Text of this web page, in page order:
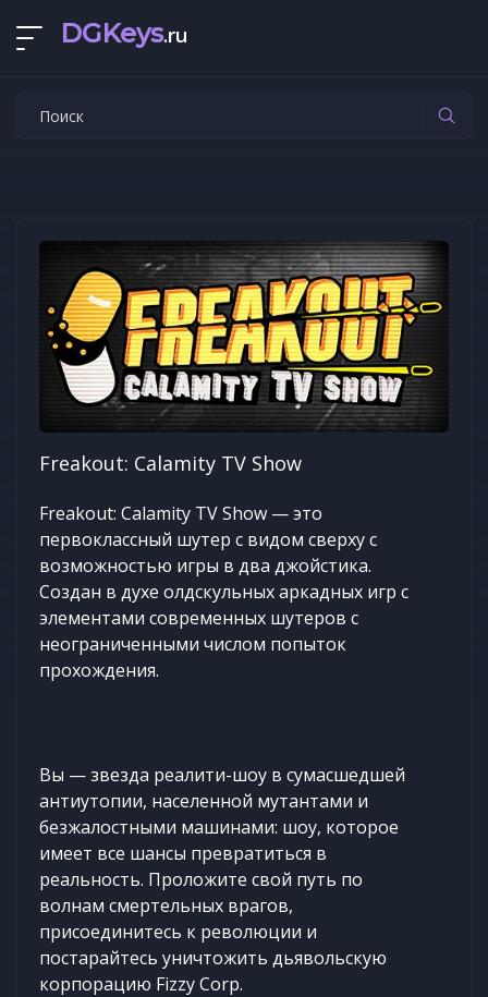
DGKeys.ru
Freakout: Calamity TV Show
Freakout: Calamity TV Show — это
первоклассный шутер с видом сверху с
возможностью игры в два джойстика.
Создан в духе олдскульных аркадных игр с
элементами современных шутеров с
неограниченными числом попыток
прохождения.
Вы — звезда реалити-шоу в сумасшедшей
антиутопии, населенной мутантами и
безжалостными машинами: шоу, которое
имеет все шансы превратиться в
реальность. Проложите свой путь по
волнам смертельных врагов,
присоединитесь к революции и
постарайтесь уничтожить дьявольскую
корпорацию Fizzy Corp.